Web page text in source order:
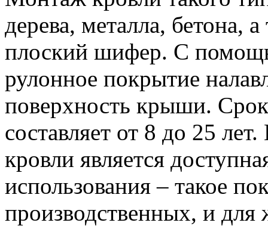
дерева, металла, бетона,
плоский шифер. С
рулонное покрытие
поверхность крыши.
составляет от 8 до 25
кровли является
использования – такое
производственных, и